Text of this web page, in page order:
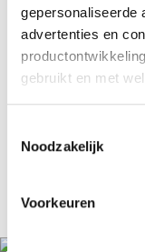
gepersonaliseerde
advertenties en
gebruikt en met
Informatie
Uw
scannen op
Noodzakelijk
Voorkeuren
Aanvraag indienen
U kunt uw
naar:
Na ontvangst van
spoedig mogelijk
zorgformulier af te